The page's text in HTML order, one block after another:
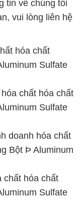
tin về chúng tôi
vui lòng liên hệ
hóa chất
Sulfate
chất hóa chất
Sulfate
doanh hóa chất
Bột Þ Aluminum
chất hóa chất
Sulfate